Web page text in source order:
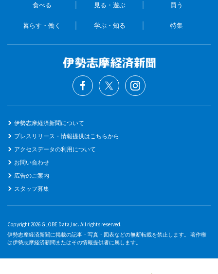
食べる 見る・遊ぶ 買う
暮らす・働く 学ぶ・知る 特集
伊勢志摩経済新聞について
プレスリリース・情報提供はこちらから
アクセスデータの利用について
お問い合わせ
広告のご案内
スタッフ募集
Copyright 2026 GLOBE Data,Inc. All rights reserved.
伊勢志摩経済新聞に掲載の記事・写真・図表などの無断転載を禁止します。 著作権
は伊勢志摩経済新聞またはその情報提供者に属します。